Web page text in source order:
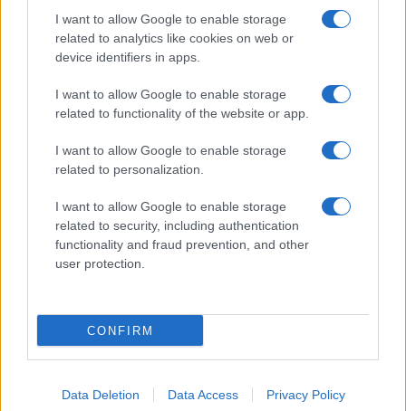
I want to allow Google to enable storage
related to analytics like cookies on web or
device identifiers in apps.
I want to allow Google to enable storage
related to functionality of the website or app.
I want to allow Google to enable storage
related to personalization.
I want to allow Google to enable storage
related to security, including authentication
functionality and fraud prevention, and other
user protection.
CONFIRM
Data Deletion Data Access Privacy Policy
Continua a leggere
Come abbinare i pantaloni Capri con le kitten heels:
consigli e ispirazioni